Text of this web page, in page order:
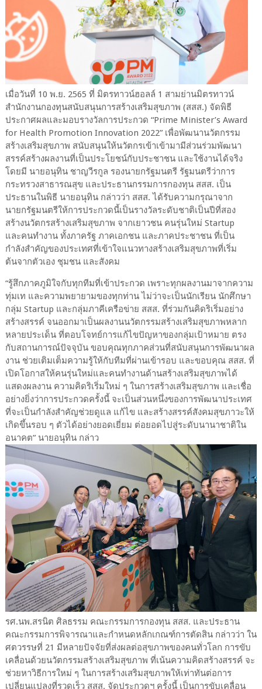
เมื่อวันที่ 10 พ.ย. 2565 ที่ มิตรทาวน์ฮอลล์ 1 สามย่านมิตรทาวน์
สำนักงานกองทุนสนับสนุนการสร้างเสริมสุขภาพ (สสส.) จัดพิธี
ประกาศผลและมอบรางวัลการประกวด “Prime Minister’s Award
for Health Promotion Innovation 2022” เพื่อพัฒนานวัตกรรม
สร้างเสริมสุขภาพ สนับสนุนให้นวัตกรเข้าเข้ามามีส่วนร่วมพัฒนา
สรรค์สร้างผลงานที่เป็นประโยชน์กับประชาชน และใช้งานได้จริง
โดยมี นายอนุทิน ชาญวีรกูล รองนายกรัฐมนตรี รัฐมนตรีว่าการ
กระทรวงสาธารณสุข และประธานกรรมการกองทุน สสส. เป็น
ประธานในพิธี นายอนุทิน กล่าวว่า สสส. ได้รับความกรุณาจาก
นายกรัฐมนตรีให้การประกวดนี้เป็นรางวัลระดับชาติเป็นปีที่สอง
สร้างนวัตกรสร้างเสริมสุขภาพ จากเยาวชน คนรุ่นใหม่ Startup
และคนทำงาน ทั้งภาครัฐ ภาคเอกชน และภาคประชาชน ที่เป็น
กำลังสำคัญของประเทศที่เข้าใจแนวทางสร้างเสริมสุขภาพที่เริ่ม
ต้นจากตัวเอง ชุมชน และสังคม
“รู้สึกภาคภูมิใจกับทุกทีมที่เข้าประกวด เพราะทุกผลงานมาจากความ
ทุ่มเท และความพยายามของทุกท่าน ไม่ว่าจะเป็นนักเรียน นักศึกษา
กลุ่ม Startup และกลุ่มภาคีเครือข่าย สสส. ที่ร่วมกันคิดริเริ่มอย่าง
สร้างสรรค์ จนออกมาเป็นผลงานนวัตกรรมสร้างเสริมสุขภาพหลาก
หลายประเด็น ที่ตอบโจทย์การแก้ไขปัญหาของกลุ่มเป้าหมาย ตรง
กับสถานการณ์ปัจจุบัน ขอบคุณทุกภาคส่วนที่สนับสนุนการพัฒนาผล
งาน ช่วยเติมเต็มความรู้ให้กับทีมที่ผ่านเข้ารอบ และขอบคุณ สสส. ที่
เปิดโอกาสให้คนรุ่นใหม่และคนทำงานด้านสร้างเสริมสุขภาพได้
แสดงผลงาน ความคิดริเริ่มใหม่ ๆ ในการสร้างเสริมสุขภาพ และเชื่อ
อย่างยิ่งว่าการประกวดครั้งนี้ จะเป็นส่วนหนึ่งของการพัฒนาประเทศ
ที่จะเป็นกำลังสำคัญช่วยดูแล แก้ไข และสร้างสรรค์สังคมสุขภาวะให้
เกิดขึ้นรอบ ๆ ตัวได้อย่างยอดเยี่ยม ต่อยอดไปสู่ระดับนานาชาติใน
อนาคต” นายอนุทิน กล่าว
รศ.นพ.สรนิต ศิลธรรม คณะกรรมการกองทุน สสส. และประธาน
คณะกรรมการพิจารณาและกำหนดหลักเกณฑ์การตัดสิน กล่าวว่า ใน
ศตวรรษที่ 21 มีหลายปัจจัยที่ส่งผลต่อสุขภาพของคนทั่วโลก การขับ
เคลื่อนด้วยนวัตกรรมสร้างเสริมสุขภาพ ที่เน้นความคิดสร้างสรรค์ จะ
ช่วยหาวิธีการใหม่ ๆ ในการสร้างเสริมสุขภาพให้เท่าทันต่อการ
เปลี่ยนแปลงที่รวดเร็ว สสส. จัดประกวดฯ ครั้งนี้ เป็นการขับเคลื่อน